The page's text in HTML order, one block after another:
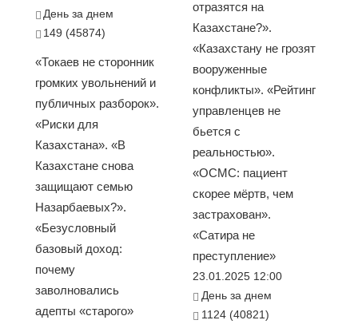
День за днем
149 (45874)
«Токаев не сторонник
громких увольнений и
публичных разборок».
«Риски для
Казахстана». «В
Казахстане снова
защищают семью
Назарбаевых?».
«Безусловный
базовый доход:
почему
заволновались
адепты «старого»
отразятся на
Казахстане?».
«Казахстану не грозят
вооруженные
конфликты». «Рейтинг
управленцев не
бьется с
реальностью».
«ОСМС: пациент
скорее мёртв, чем
застрахован».
«Сатира не
преступление»
23.01.2025 12:00
День за днем
1124 (40821)